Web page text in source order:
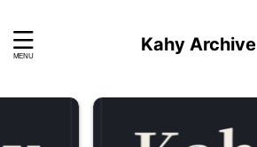
Kahy Archive